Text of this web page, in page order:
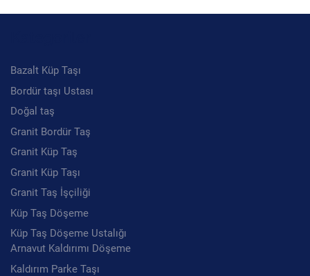
Bazalt Küp Taşı
Bordür taşı Ustası
Doğal taş
Granit Bordür Taş
Granit Küp Taş
Granit Küp Taşı
Granit Taş İşçiliği
Küp Taş Döşeme
Küp Taş Döşeme Ustalığı
Arnavut Kaldırımı Döşeme
Kaldırım Parke Taşı